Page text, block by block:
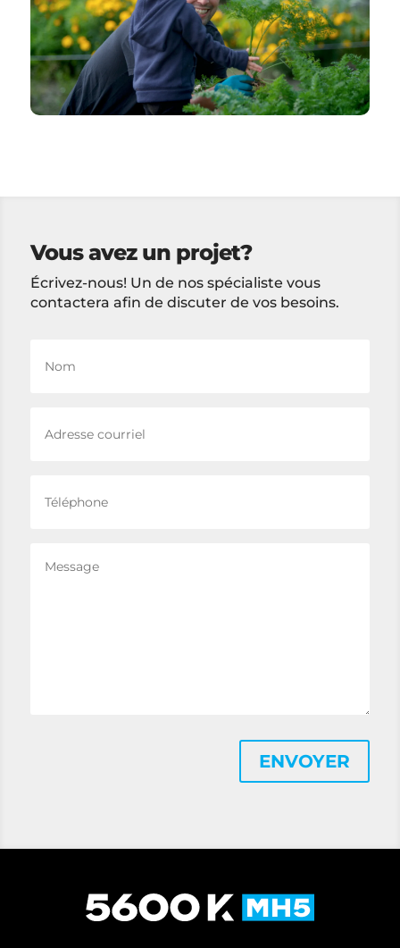
Ville de Trois-Rivières
Vous avez un projet?
Écrivez-nous! Un de nos spécialiste vous
contactera afin de discuter de vos besoins.
courriel
ENVOYER